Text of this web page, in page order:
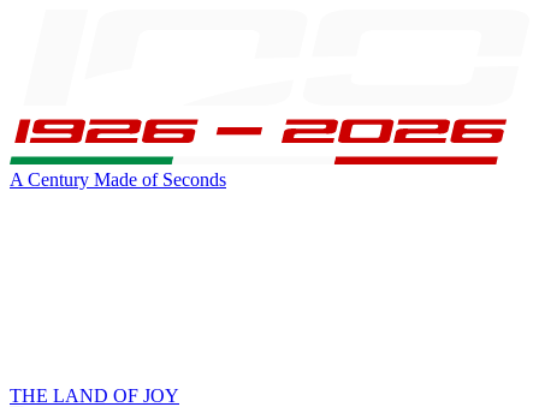
A Century Made of Seconds
THE LAND OF JOY